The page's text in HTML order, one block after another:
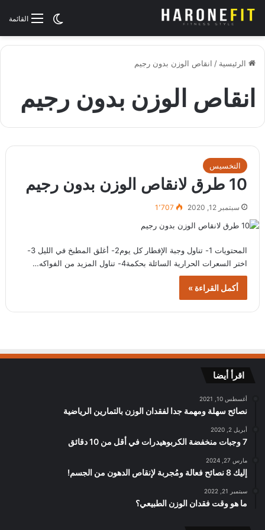
القائمةالوضع
الرئيسية / انقاص الوزن بدون رجيم
انقاص الوزن بدون رجيم
التخسيس
10 طرق لانقاص الوزن بدون رجيم
سبتمبر 12, 2020 1٬707
المحتويات 1- تناول وجبة الإفطار كل يوم2- أغلق المطبخ في الليل 3-
اختر السعرات الحرارية السائلة بحكمة4- تناول المزيد من الفواكه…
أكمل القراءة »
اقرأ أيضا
أغسطس 10, 2021
نصائح سهلة ومهمة جدا لفقدان الوزن بالتمارين الرياضية
أبريل 2, 2020
7 وجبات منخفضة الكربوهيدرات في أقل من 10 دقائق
مارس 27, 2024
إليك 8 نصائح فعالة ومُجربة لإنقاص الدهون من الجسم!
سبتمبر 21, 2022
ما هو وقت فقدان الوزن الطبيعي؟